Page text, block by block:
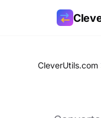
CleverUtils.com